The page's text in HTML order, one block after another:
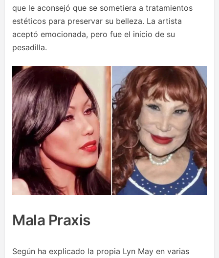
que le aconsejó que se sometiera a tratamientos
estéticos para preservar su belleza. La artista
aceptó emocionada, pero fue el inicio de su
pesadilla.
Mala Praxis
Según ha explicado la propia Lyn May en varias